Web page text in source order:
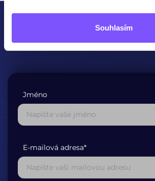
Souhlasím
KONTAKTUJTE NÁS
Jméno
E-mailová adresa*